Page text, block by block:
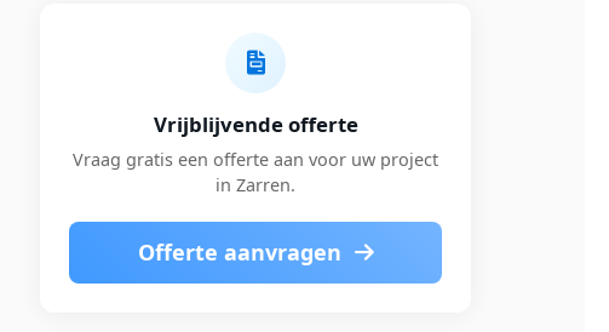
Vrijblijvende offerte
Vraag gratis een offerte aan voor uw project
in Zarren.
Offerte aanvragen